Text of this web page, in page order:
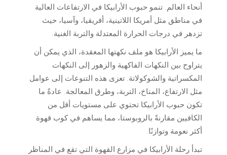
أنحاء العالم. تنمو حبوب الأرابيكا في الارتفاعات العالية
في مناطق مثل أمريكا اللاتينية، أفريقيا، وآسيا، حيث
تزدهر في درجات الحرارة المعتدلة والتربة الغنية.
ما يميز الأرابيكا هو ملف نكهتها المعقدة، الذي يمكن أن
يتراوح بين النكهات الفاكهية والزهور إلى النكهات
المكسراتية والشوكولاتة. تعزى هذه التنوعات إلى عوامل
مثل الارتفاع، المناخ، التربة، وطرق المعالجة. عادةً ما
تكون حبوب الأرابيكا تحتوي على مستويات أقل من
الكافيين مقارنةً بالروبوستا، مما يساهم في كوب قهوة
أكثر نعومة وتوازنًا.
تبدأ رحلة الأرابيكا في مزارع القهوة التي تقع في المناظر